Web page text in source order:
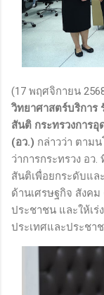
(17 พฤศจิกายน
วิทยาศาสตร์บริการ
สันติ กระทรวงการ
(อว.) กล่าวว่า ตาม
ว่าการกระทรวง อว
สันติเพื่อยกระดับแล
ด้านเศรษฐกิจ สังค
ประชาชน และให้เร่
ประเทศและประชา